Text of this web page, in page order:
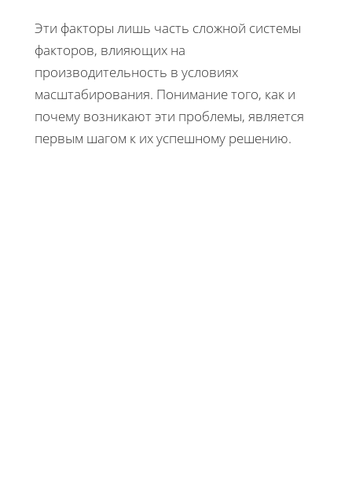
Эти факторы лишь часть сложной системы
факторов, влияющих на
производительность в условиях
масштабирования. Понимание того, как и
почему возникают эти проблемы, является
первым шагом к их успешному решению.